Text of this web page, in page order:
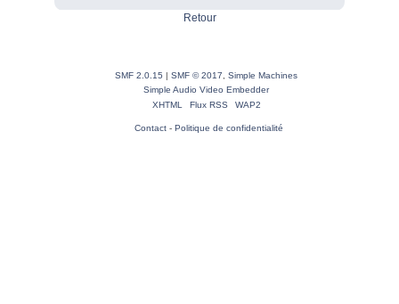
Retour
SMF 2.0.15 SMF © 2017, Simple Machines
Simple Audio Video Embedder
XHTML
Flux RSS WAP2
Contact- Politique de confidentialité